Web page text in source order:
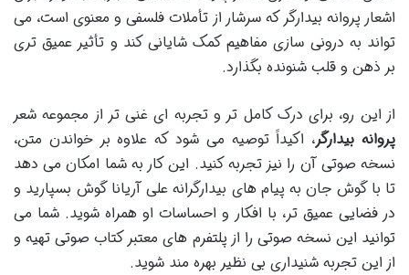
اشعار پروانه بیدارگر که سرشار از تأملات فلسفی و معنوی است، می
تواند به درونی سازی مفاهیم کمک شایانی کند و تأثیر عمیق تری
بر ذهن و قلب شنونده بگذارد.
از این رو، برای درک کامل تر و تجربه ای غنی تر از مجموعه شعر
پروانه بیدارگر، اکیداً توصیه می شود که علاوه بر خواندن متن،
نسخه صوتی آن را نیز تجربه کنید. این کار به شما امکان می دهد
تا با گوش جان به پیام های بیدارگرانه علی آریانا گوش بسپارید و
در فضایی عمیق تر، با افکار و احساسات او همراه شوید. شما می
توانید این نسخه صوتی را از پلتفرم های معتبر کتاب صوتی تهیه و
از این تجربه شنیداری بی نظیر بهره مند شوید.